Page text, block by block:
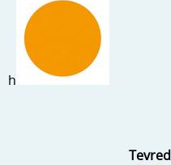
Snijmaterialen
Speciaal papier
Template, mask,
h